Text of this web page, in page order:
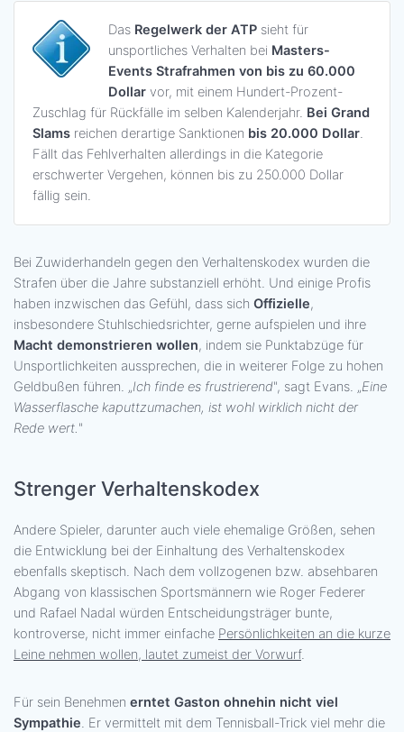
Das Regelwerk der ATP sieht für
unsportliches Verhalten bei Masters-
Events Strafrahmen von bis zu 60.000
Dollar vor, mit einem Hundert-Prozent-
Zuschlag für Rückfälle im selben Kalenderjahr. Bei Grand
Slams reichen derartige Sanktionen bis 20.000 Dollar
Fällt das Fehlverhalten allerdings in die Kategorie
erschwerter Vergehen, können bis zu 250.000 Dollar
fällig sein.
Bei Zuwiderhandeln gegen den Verhaltenskodex wurden die
Strafen über die Jahre substanziell erhöht. Und einige Profis
haben inzwischen das Gefühl, dass sich Offizielle,
insbesondere Stuhlschiedsrichter, gerne aufspielen und ihre
Macht demonstrieren wollen, indem sie Punktabzüge für
Unsportlichkeiten aussprechen, die in weiterer Folge zu hohen
Geldbußen führen. „Ich finde es frustrierend", sagt Evans. „Eine
Wasserflasche kaputtzumachen, ist wohl wirklich nicht der
Rede wert. "
Strenger Verhaltenskodex
Andere Spieler, darunter auch viele ehemalige Größen, sehen
die Entwicklung bei der Einhaltung des Verhaltenskodex
ebenfalls skeptisch. Nach dem vollzogenen bzw. absehbaren
Abgang von klassischen Sportsmännern wie Roger Federer
und Rafael Nadal würden Entscheidungsträger bunte,
kontroverse, nicht immer einfache Persönlichkeiten an die kurze
Leine nehmen wollen, lautet zumeist der Vorwurf.
Für sein Benehmen erntet Gaston ohnehin nicht viel
Sympathie . Er vermittelt mit dem Tennisball-Trick viel mehr die